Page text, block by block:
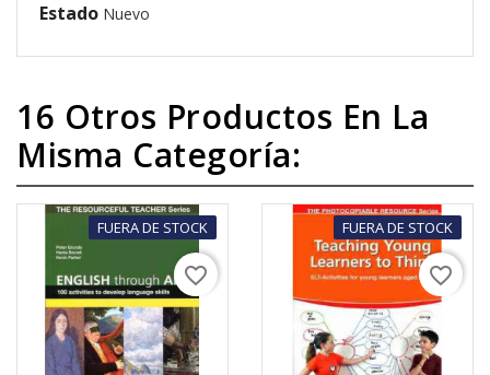
Estado Nuevo
16 Otros Productos En La
Misma Categoría:
FUERA DE STOCK
favorite_border
FUERA DE STOCK
favorite_border